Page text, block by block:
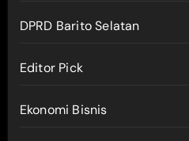
DPRD Barito Selatan
Editor Pick
Ekonomi Bisnis